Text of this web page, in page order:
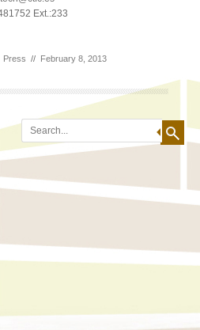
Ext.:233
Press // February 8, 2013